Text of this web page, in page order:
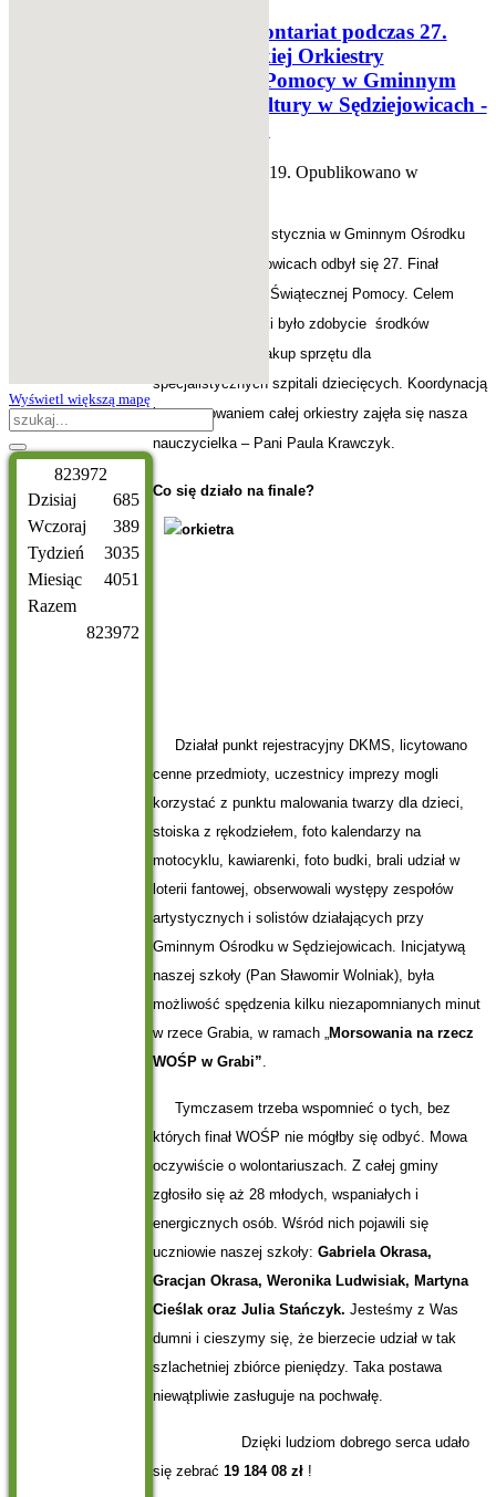
Szkolny wolontariat podczas 27.
Finału Wielkiej Orkiestry
Świątecznej Pomocy w Gminnym
Ośrodku Kultury w Sędziejowicach -
21 luty 2019. Opublikowano w
W niedzielę 13 stycznia w Gminnym Ośrodku
Kultury w Sędziejowicach odbył się 27. Finał
Wielkiej Orkiestry Świątecznej Pomocy. Celem
tegorocznej zbiórki było zdobycie środków
finansowych na zakup sprzętu dla
specjalistycznych szpitali dziecięcych. Koordynacją
i przygotowaniem całej orkiestry zajęła się nasza
nauczycielka – Pani Paula Krawczyk.
Co się działo na finale?
Działał punkt rejestracyjny DKMS, licytowano
cenne przedmioty, uczestnicy imprezy mogli
korzystać z punktu malowania twarzy dla dzieci,
stoiska z rękodziełem, foto kalendarzy na
motocyklu, kawiarenki, foto budki, brali udział w
loterii fantowej, obserwowali występy zespołów
artystycznych i solistów działających przy
Gminnym Ośrodku w Sędziejowicach. Inicjatywą
naszej szkoły (Pan Sławomir Wolniak), była
możliwość spędzenia kilku niezapomnianych minut
w rzece Grabia, w ramach „
Morsowania na rzecz
WOŚP w Grabi”
Tymczasem trzeba wspomnieć o tych, bez
których finał WOŚP nie mógłby się odbyć. Mowa
oczywiście o wolontariuszach. Z całej gminy
zgłosiło się aż 28 młodych, wspaniałych i
energicznych osób. Wśród nich pojawili się
uczniowie naszej szkoły: Gabriela Okrasa,
Gracjan Okrasa, Weronika Ludwisiak, Martyna
Cieślak oraz Julia Stańczyk. Jesteśmy z Was
dumni i cieszymy się, że bierzecie udział w tak
szlachetniej zbiórce pieniędzy. Taka postawa
niewątpliwie zasługuje na pochwałę.
Dzięki ludziom dobrego serca udało
się zebrać 19 184 08 zł!
Wyświetl większą mapę
823972
Dzisiaj
Wczoraj
Tydzień
Miesiąc
Razem
685
389
3035
4051
823972